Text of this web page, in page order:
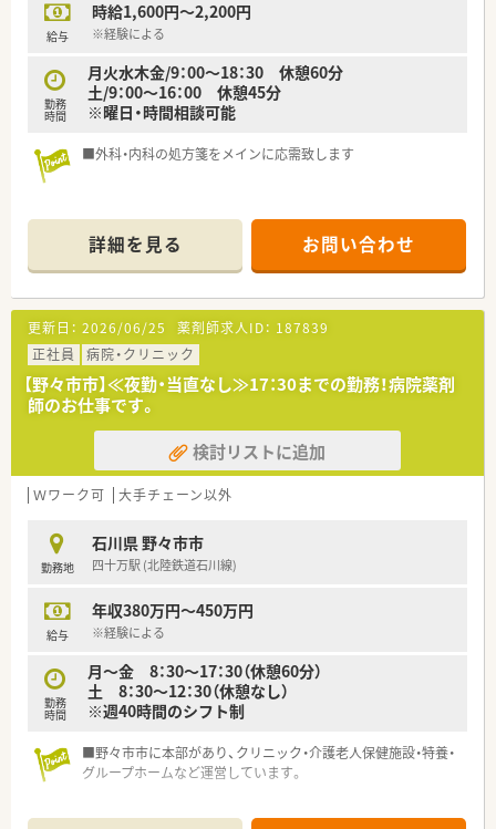
給与
時給1,600円～2,200円
※経験による
勤務
時間
月火水木金/9：00～18：30 休憩60分
土/9：00～16：00 休憩45分
※曜日・時間相談可能
■外科・内科の処方箋をメインに応需致します
詳細を見る お問い合わせ
更新日： 2026/06/25 薬剤師求人ID： 187839
正社員
病院・クリニック
【野々市市】≪夜勤・当直なし≫17：30までの勤務！病院薬剤
師のお仕事です。
検討リストに追加
Ｗワーク可 大手チェーン以外
勤務地
石川県 野々市市
四十万駅 (北陸鉄道石川線)
給与
年収380万円～450万円
※経験による
勤務
時間
月～金 8：30～17：30（休憩60分）
土 8：30～12：30（休憩なし）
※週40時間のシフト制
■野々市市に本部があり、クリニック・介護老人保健施設・特養・
グループホームなど運営しています。